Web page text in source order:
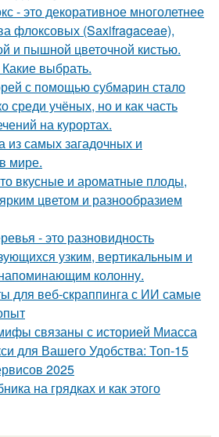
- это декоративное многолетнее
флоксовых (Saxifragaceae),
и пышной цветочной кистью.
выбрать.
с помощью субмарин стало
среди учёных, но и как часть
на курортах.
из самых загадочных и
мире.
вкусные и ароматные плоды,
цветом и разнообразием
- это разновидность
узким, вертикальным и
колонну.
для веб-скраппинга с ИИ самые
связаны с историей Миасса
для Вашего Удобства: Топ-15
2025
на грядках и как этого